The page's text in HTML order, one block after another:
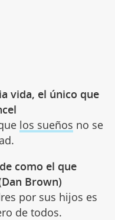
vida, el único que
los sueños no se
como el que
Brown)
por sus hijos es
de todos.